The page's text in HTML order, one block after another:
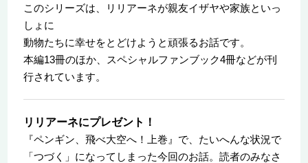
このシリーズは、リリアーネが親友イザヤや家族といっ
しょに
動物たちに幸せをとどけようと頑張るお話です。
本編13冊のほか、スペシャルファンブック4冊などが刊
行されています。
リリアーネにプレゼント！
『ペンギン、飛べ大空へ！上巻』で、たいへんな状況で
「つづく」になってしまった今回のお話。読者のみなさ